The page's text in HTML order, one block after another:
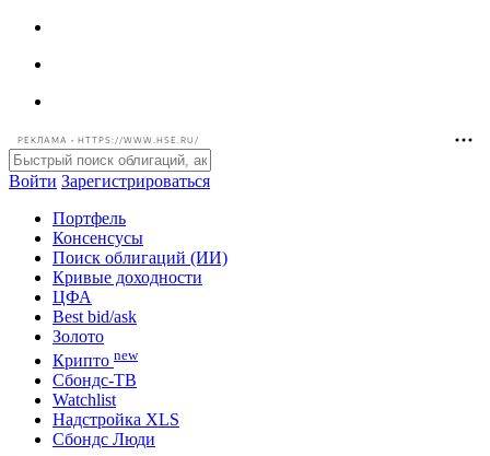
РЕКЛАМА • HTTPS://WWW.HSE.RU/
Войти Зарегистрироваться
Портфель
Консенсусы
Поиск облигаций (ИИ)
Кривые доходности
ЦФА
Best bid/ask
Золото
Крипто new